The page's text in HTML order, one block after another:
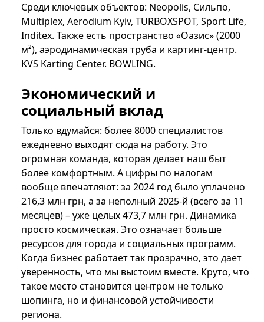
Среди ключевых объектов: Neopolis, Сильпо,
Multiplex, Aerodium Kyiv, TURBOXSPOT, Sport Life,
Inditex. Также есть пространство «Оазис» (2000
м²), аэродинамическая труба и картинг-центр.
KVS Karting Center. BOWLING.
Экономический и
социальный вклад
Только вдумайся: более 8000 специалистов
ежедневно выходят сюда на работу. Это
огромная команда, которая делает наш быт
более комфортным. А цифры по налогам
вообще впечатляют: за 2024 год было уплачено
216,3 млн грн, а за неполный 2025-й (всего за 11
месяцев) – уже целых 473,7 млн ​​грн. Динамика
просто космическая. Это означает больше
ресурсов для города и социальных программ.
Когда бизнес работает так прозрачно, это дает
уверенность, что мы выстоим вместе. Круто, что
такое место становится центром не только
шопинга, но и финансовой устойчивости
региона.